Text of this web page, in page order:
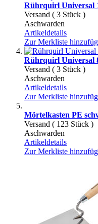
Rührquirl Universal
Versand ( 3 Stück )
Aschwarden
Artikeldetails
Zur Merkliste
Rührquirl Universal
Versand ( 3 Stück )
Aschwarden
Artikeldetails
Zur Merkliste
Mörtelkasten PE
Versand ( 123 Stück )
Aschwarden
Artikeldetails
Zur Merkliste